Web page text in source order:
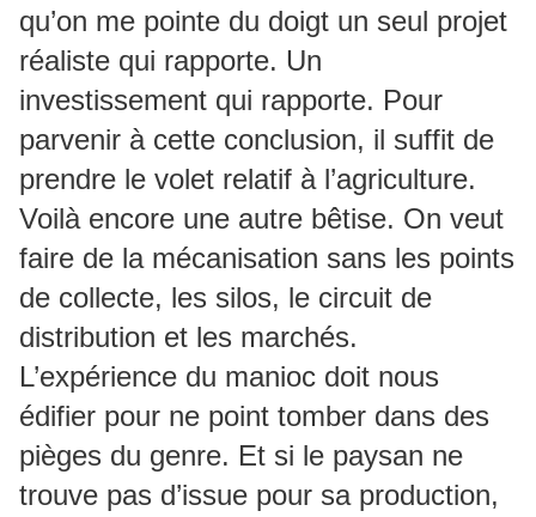
qu’on me pointe du doigt un seul projet
réaliste qui rapporte. Un
investissement qui rapporte. Pour
parvenir à cette conclusion, il suffit de
prendre le volet relatif à l’agriculture.
Voilà encore une autre bêtise. On veut
faire de la mécanisation sans les points
de collecte, les silos, le circuit de
distribution et les marchés.
L’expérience du manioc doit nous
édifier pour ne point tomber dans des
pièges du genre. Et si le paysan ne
trouve pas d’issue pour sa production,